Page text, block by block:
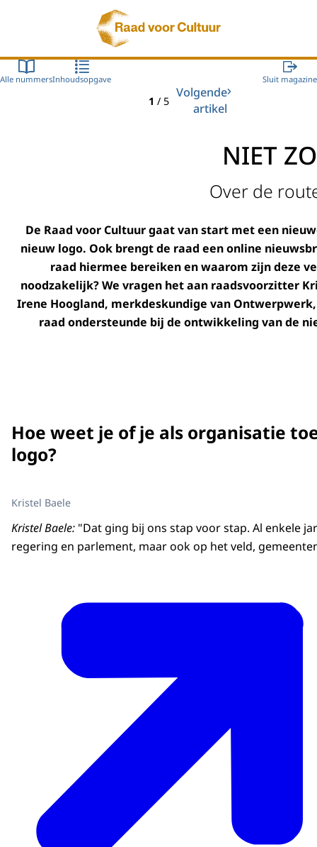
Naar de homepage van Raad voor Cultuur
Alle nummersInhoudsopgave Sluit magazine
1 / 5
Volgende
artikel
NIET
Over de
De Raad voor Cultuur gaat van start met een
nieuw logo. Ook brengt de raad een online
raad hiermee bereiken en waarom zijn deze
noodzakelijk? We vragen het aan raadsvoorzitter
Irene Hoogland, merkdeskundige van
raad ondersteunde bij de ontwikkeling van de
Hoe weet je of je als organisatie
logo?
Kristel Baele
Kristel Baele: "Dat ging bij ons stap voor stap. Al enkele
regering en parlement, maar ook op het veld,